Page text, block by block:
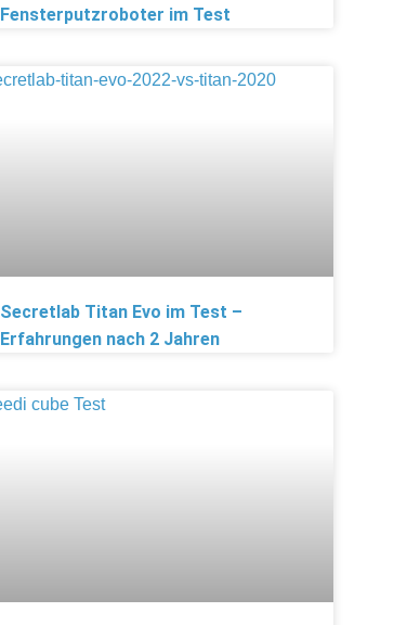
Fensterputzroboter im Test
Secretlab Titan Evo im Test –
Erfahrungen nach 2 Jahren